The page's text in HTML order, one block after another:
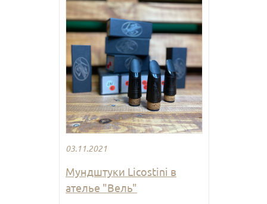
03.11.2021
Мундштуки Licostini в
ателье "Вель"